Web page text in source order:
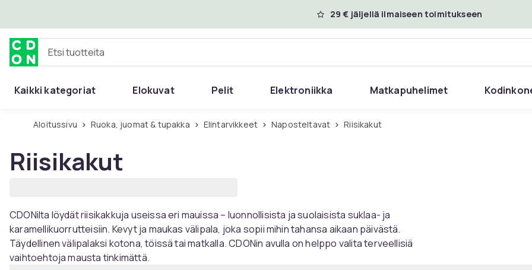
29 € jäljellä ilmaiseen toimitukseen
Etsi tuotteita
Kaikki kategoriat Elokuvat Pelit Elektroniikka Matkapuhelimet
Aloitussivu Ruoka, juomat & tupakka Elintarvikkeet Naposteltavat Riisikakut
Riisikakut
CDONilta löydät riisikakkuja useissa eri mauissa – luonnollisista ja suolaisista suklaa- ja
karamellikuorrutteisiin. Kevyt ja maukas välipala, joka sopii mihin tahansa aikaan päivästä.
Täydellinen välipalaksi kotona, töissä tai matkalla. CDONin avulla on helppo valita terveellisiä
vaihtoehtoja mausta tinkimättä.